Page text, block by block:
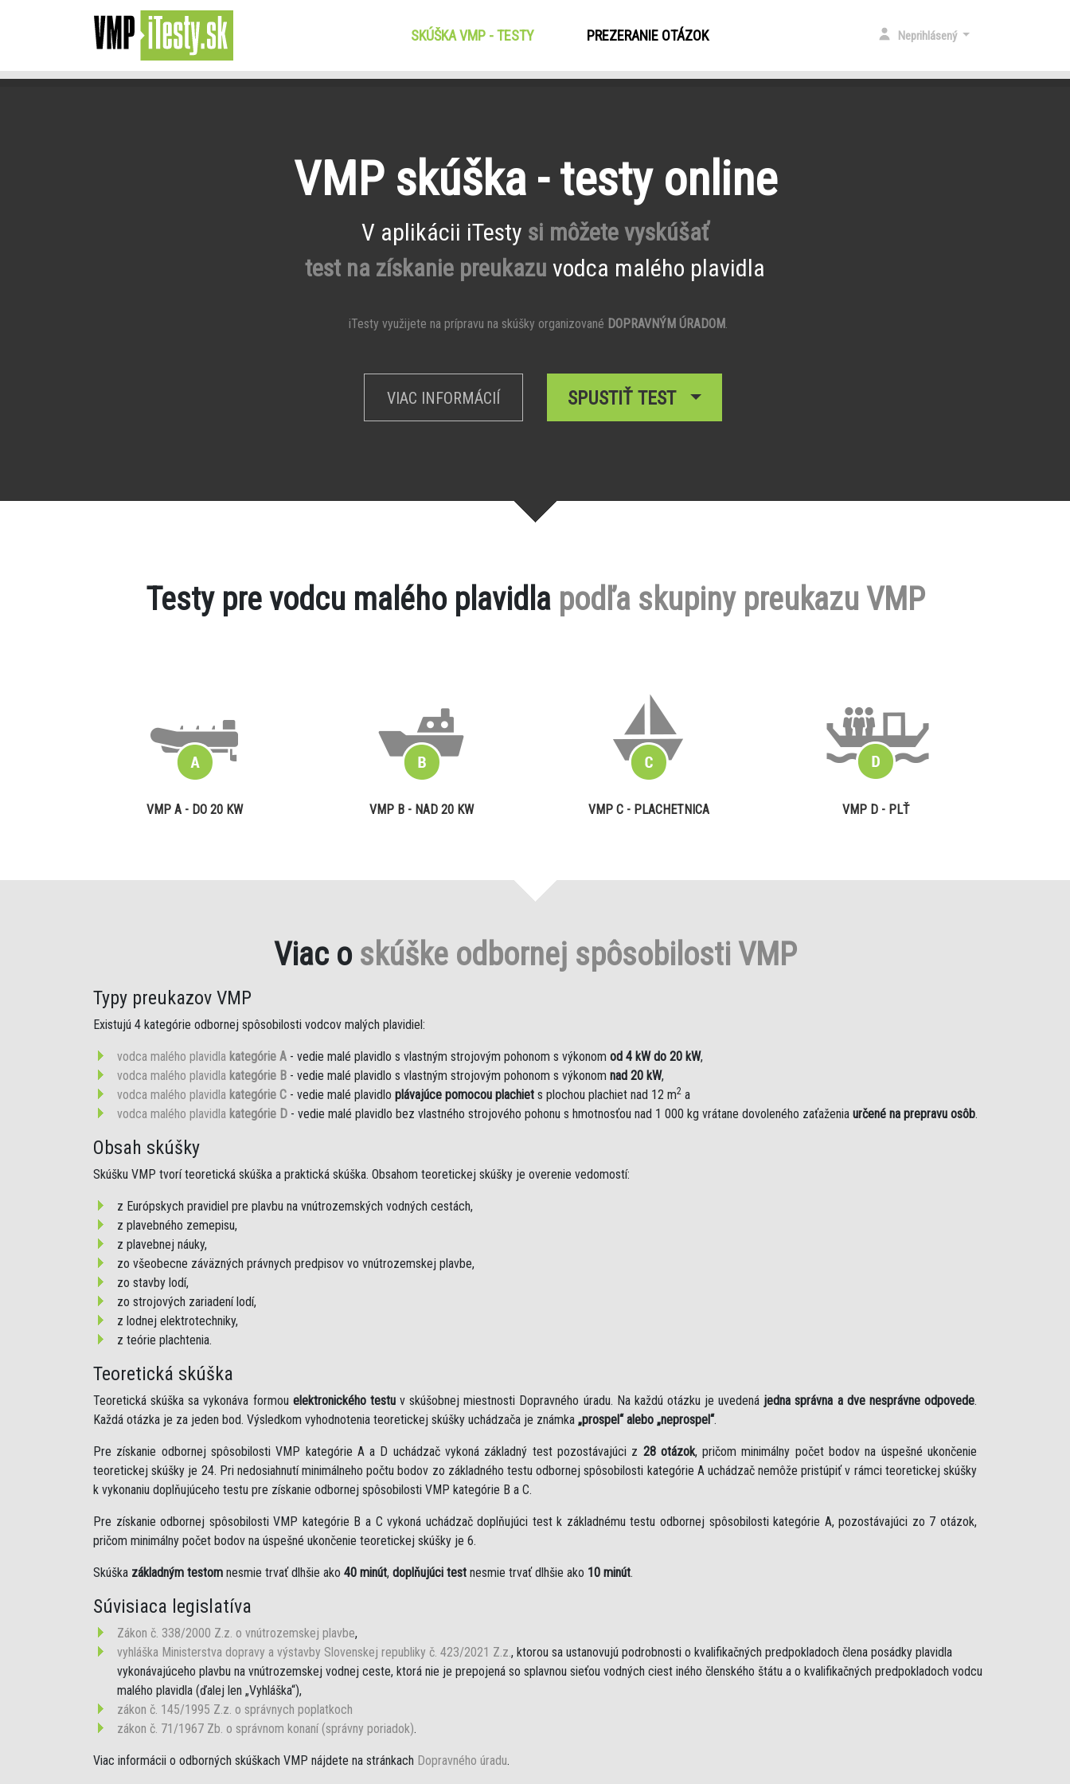
SKÚŠKA VMP - TESTY(CURRENT)PREZERANIE OTÁZOK Neprihlásený
VMP skúška - testy online
V aplikácii iTesty si môžete vyskúšať
test na získanie preukazu vodca malého plavidla
iTesty využijete na prípravu na skúšky organizované DOPRAVNÝM ÚRADOM.
VIAC INFORMÁCIÍ SPUSTIŤ TEST
Testy pre vodcu malého plavidla podľa skupiny preukazu VMP
VMP A - DO 20 KW VMP B - NAD 20 KW VMP C - PLACHETNICA VMP D - PLŤ
Viac o skúške odbornej spôsobilosti VMP
Typy preukazov VMP
Existujú 4 kategórie odbornej spôsobilosti vodcov malých plavidiel:
vodca malého plavidla kategórie A - vedie malé plavidlo s vlastným strojovým pohonom s výkonom od 4 kW do 20 kW,
vodca malého plavidla kategórie B - vedie malé plavidlo s vlastným strojovým pohonom s výkonom nad 20 kW,
vodca malého plavidla kategórie C - vedie malé plavidlo plávajúce pomocou plachiet s plochou plachiet nad 12 m2 a
vodca malého plavidla kategórie D - vedie malé plavidlo bez vlastného strojového pohonu s hmotnosťou nad 1 000 kg vrátane dovoleného zaťaženia určené na prepravu osôb.
Obsah skúšky
Skúšku VMP tvorí teoretická skúška a praktická skúška. Obsahom teoretickej skúšky je overenie vedomostí:
z Európskych pravidiel pre plavbu na vnútrozemských vodných cestách,
z plavebného zemepisu,
z plavebnej náuky,
zo všeobecne záväzných právnych predpisov vo vnútrozemskej plavbe,
zo stavby lodí,
zo strojových zariadení lodí,
z lodnej elektrotechniky,
z teórie plachtenia.
Teoretická skúška
Teoretická skúška sa vykonáva formou elektronického testuv skúšobnej miestnosti Dopravného úradu. Na každú otázku je uvedená jedna správna a dve nesprávne odpovede.
Každá otázka je za jeden bod. Výsledkom vyhodnotenia teoretickej skúšky uchádzača je známka „prospel“ alebo „neprospel“.
Pre získanie odbornej spôsobilosti VMP kategórie A a D uchádzač vykoná základný test pozostávajúci z 28 otázok, pričom minimálny počet bodov na úspešné ukončenie
teoretickej skúšky je 24. Pri nedosiahnutí minimálneho počtu bodov zo základného testu odbornej spôsobilosti kategórie A uchádzač nemôže pristúpiť v rámci teoretickej skúšky
k vykonaniu doplňujúceho testu pre získanie odbornej spôsobilosti VMP kategórie B a C.
Pre získanie odbornej spôsobilosti VMP kategórie B a C vykoná uchádzač doplňujúci test k základnému testu odbornej spôsobilosti kategórie A, pozostávajúci zo 7 otázok,
pričom minimálny počet bodov na úspešné ukončenie teoretickej skúšky je 6.
Skúška základným testom nesmie trvať dlhšie ako 40 minút, doplňujúci test nesmie trvať dlhšie ako 10 minút.
Súvisiaca legislatíva
Zákon č. 338/2000 Z.z. o vnútrozemskej plavbe,
vyhláška Ministerstva dopravy a výstavby Slovenskej republiky č. 423/2021 Z.z., ktorou sa ustanovujú podrobnosti o kvalifikačných predpokladoch člena posádky plavidla
vykonávajúceho plavbu na vnútrozemskej vodnej ceste, ktorá nie je prepojená so splavnou sieťou vodných ciest iného členského štátu a o kvalifikačných predpokladoch vodcu
malého plavidla (ďalej len „Vyhláška“),
zákon č. 145/1995 Z.z. o správnych poplatkoch
zákon č. 71/1967 Zb. o správnom konaní (správny poriadok).
Viac informácii o odborných skúškach VMP nájdete na stránkach Dopravného úradu.